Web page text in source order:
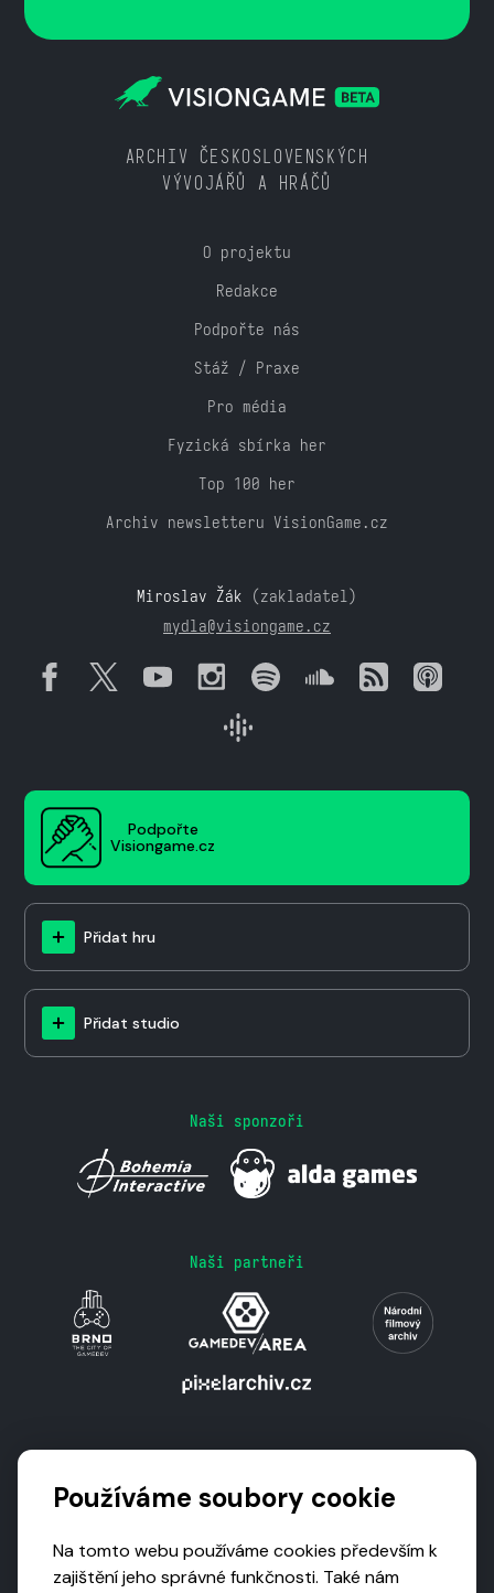
ARCHIV ČESKOSLOVENSKÝCH
VÝVOJÁŘŮ A HRÁČŮ
O projektu
Redakce
Podpořte nás
Stáž / Praxe
Pro média
Fyzická sbírka her
Top 100 her
Archiv newsletteru VisionGame.cz
Miroslav Žák (zakladatel)
mydla@visiongame.cz
Podpořte
Visiongame.cz
Přidat hru
Přidat studio
Naši sponzoři
Naši partneři
Používáme soubory cookie
Na tomto webu používáme cookies především k
zajištění jeho správné funkčnosti. Také nám